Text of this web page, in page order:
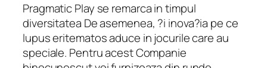
Pragmatic Play se remarca in timpul
diversitatea De asemenea, ?i inova?ia pe ce
lupus eritematos aduce in jocurile care au
speciale. Pentru acest Companie